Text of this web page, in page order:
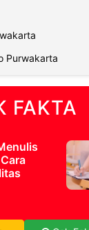
Purwakarta
FAKTA